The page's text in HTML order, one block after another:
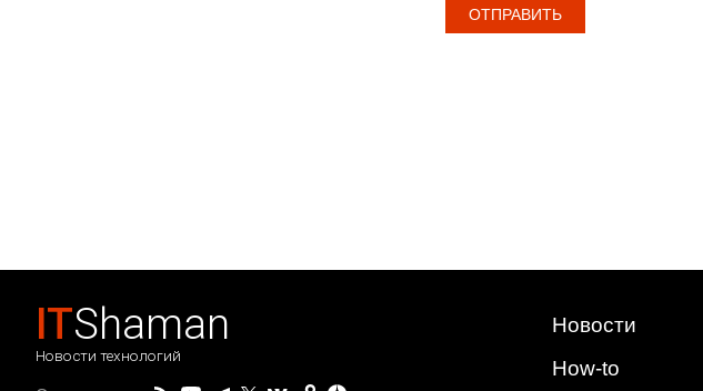
ITShaman
Новости технологий
Новости
How-to